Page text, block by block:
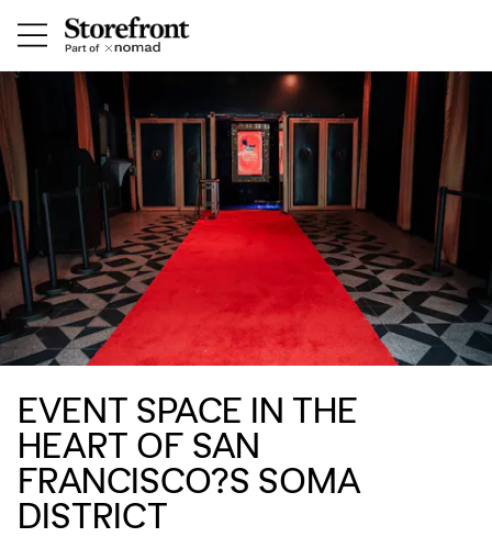
EVENT SPACE IN THE
HEART OF SAN
FRANCISCO?S SOMA
DISTRICT